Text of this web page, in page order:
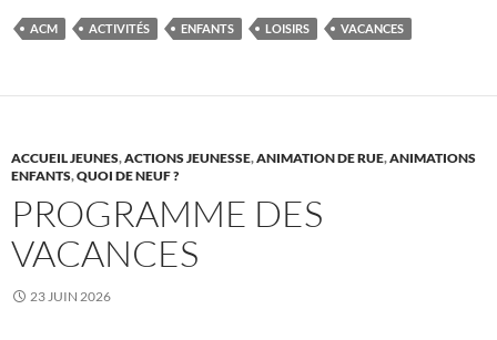
ACM ACTIVITÉS ENFANTS LOISIRS VACANCES
ACCUEIL JEUNES,ACTIONS JEUNESSE,ANIMATION DE RUE,ANIMATIONS
ENFANTS,QUOI DE NEUF ?
PROGRAMME DES
VACANCES
23 JUIN 2026